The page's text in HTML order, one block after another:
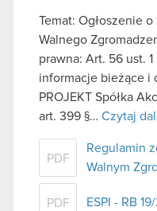
Temat: Ogłoszenie
Walnego
prawna: Art. 56 ust.
informacje bieżące i
PROJEKT Spółka
art. 399 §… Czytaj
PDF
Regulamin
Walnym
PDF ESPI - RB